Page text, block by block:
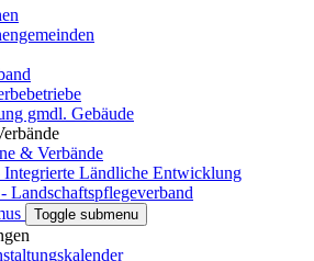
gmdl. Gebäude
& Verbände
Ländliche Entwicklung
Landschaftspflegeverband
Toggle submenu